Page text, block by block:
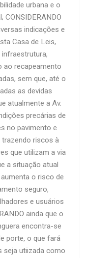
urbana e o
indicações e
Casa de Leis,
ao recapeamento
sem que, até o
as devidas
atualmente a Av.
precárias de
no pavimento e
trazendo riscos à
que utilizam a via
a situação atual
o risco de
seguro,
e usuários
ainda que o
encontra-se
porte, o que fará
seja utiizada como